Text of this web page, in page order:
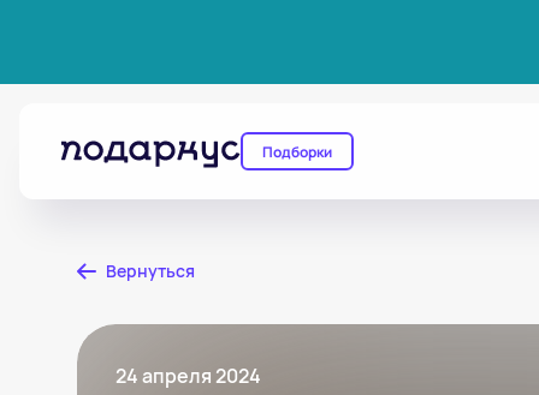
Подборки
Вернуться
24 апреля 2024